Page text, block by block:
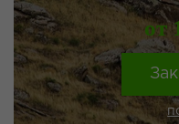
от